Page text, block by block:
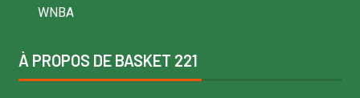
WNBA
À PROPOS DE BASKET 221